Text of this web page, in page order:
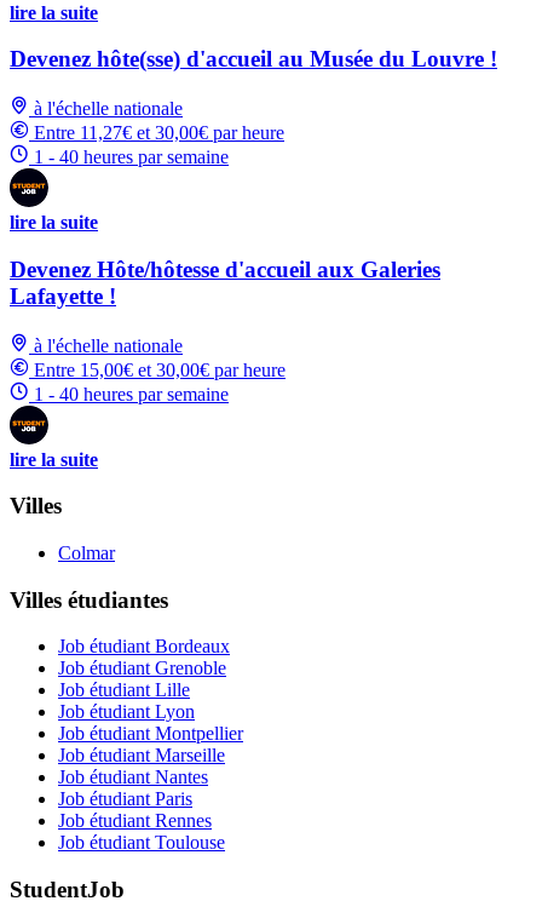
lire la suite
Devenez hôte(sse) d'accueil au Musée du Louvre !
à l'échelle nationale
Entre 11,27€ et 30,00€ par heure
1 - 40 heures par semaine
lire la suite
Devenez Hôte/hôtesse d'accueil aux Galeries
Lafayette !
à l'échelle nationale
Entre 15,00€ et 30,00€ par heure
1 - 40 heures par semaine
lire la suite
Villes
Colmar
Villes étudiantes
Job étudiant Bordeaux
Job étudiant Grenoble
Job étudiant Lille
Job étudiant Lyon
Job étudiant Montpellier
Job étudiant Marseille
Job étudiant Nantes
Job étudiant Paris
Job étudiant Rennes
Job étudiant Toulouse
StudentJob